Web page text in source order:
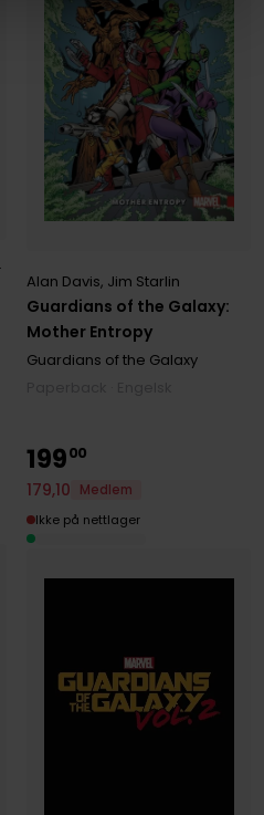
Guardians of the Galaxy:
Mother Entropy
Alan Davis, Jim Starlin
Guardians of the Galaxy
19900
179,10
Medlem
Ikke på nettlager